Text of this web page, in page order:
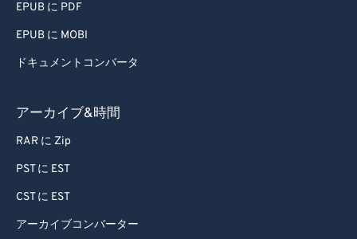
EPUB に PDF
EPUB に MOBI
ドキュメントコンバータ
アーカイブ&時間
RAR に Zip
PST に EST
CST に EST
アーカイブコンバーター